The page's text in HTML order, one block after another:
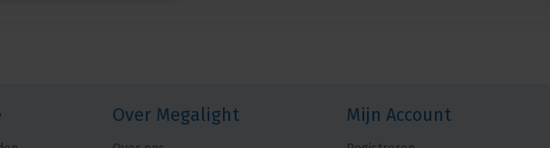
Over Megalight Mijn Account